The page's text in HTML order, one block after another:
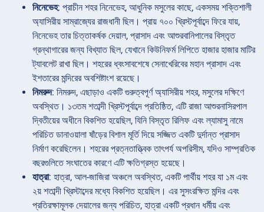
নিনেভেহ: প্রাচীন শহর নিনেভেহ, আধুনিক মসুলের কাছে, একসময় শক্তিশালী
অ্যাসিরীয় সাম্রাজ্যের রাজধানী ছিল। প্রায় ৭০০ খ্রিস্টপূর্বাব্দে ফিরে যায়,
নিনেভেহ তার চিত্তাকর্ষক দেয়াল, প্রাসাদ এবং আশুরবানিপালের বিস্তৃত
গ্রন্থাগারের জন্য বিখ্যাত ছিল, যেখানে কিউনিফর্ম লিপিতে হাজার হাজার মাটির
ট্যাবলেট রাখা ছিল। শহরের ধ্বংসাবশেষে সেনাখেরিবের মহান প্রাসাদ এবং
ইশতারের মন্দিরের অবশিষ্টাংশ রয়েছে।
নিমরুদ: নিমরুদ, এছাড়াও একটি গুরুত্বপূর্ণ অ্যাসিরীয় শহর, মসুলের দক্ষিণে
অবস্থিত। ১৩তম শতাব্দী খ্রিস্টপূর্বাব্দে প্রতিষ্ঠিত, এটি রাজা আশুরনাসিরপাল
দ্বিতীয়ের অধীনে বিকশিত হয়েছিল, যিনি বিস্তৃত রিলিফ এবং ল্যামাসু নামে
পরিচিত ডানাওয়ালা ষাঁড়ের বিশাল মূর্তি দিয়ে সজ্জিত একটি দুর্দান্ত প্রাসাদ
নির্মাণ করেছিলেন। শহরের প্রত্নতাত্ত্বিক তাৎপর্য অপরিসীম, যদিও সাম্প্রতিক
বছরগুলিতে সংঘাতের কারণে এটি ক্ষতিগ্রস্ত হয়েছে।
হাত্রা: হাত্রা, আল-জাজিরা অঞ্চলে অবস্থিত, একটি পার্থীয় শহর যা ১ম এবং
২য় শতাব্দী খ্রিস্টাব্দের মধ্যে বিকশিত হয়েছিল। এর সুসংরক্ষিত মন্দির এবং
প্রতিরক্ষামূলক দেয়ালের জন্য পরিচিত, হাত্রা একটি প্রধান ধর্মীয় এবং